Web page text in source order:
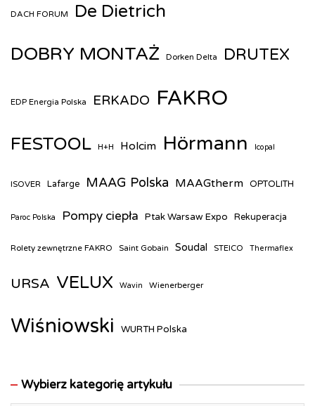
DACH FORUM De Dietrich
DOBRY MONTAŻ Dorken Delta DRUTEX
EDP Energia Polska ERKADO FAKRO
FESTOOL H+H Holcim Hörmann Icopal
ISOVER Lafarge MAAG Polska MAAGtherm OPTOLITH
Paroc Polska Pompy ciepła Ptak Warsaw Expo Rekuperacja
Rolety zewnętrzne FAKRO Saint Gobain Soudal STEICO Thermaflex
URSA VELUX Wavin Wienerberger
Wiśniowski WURTH Polska
Wybierz kategorię artykułu